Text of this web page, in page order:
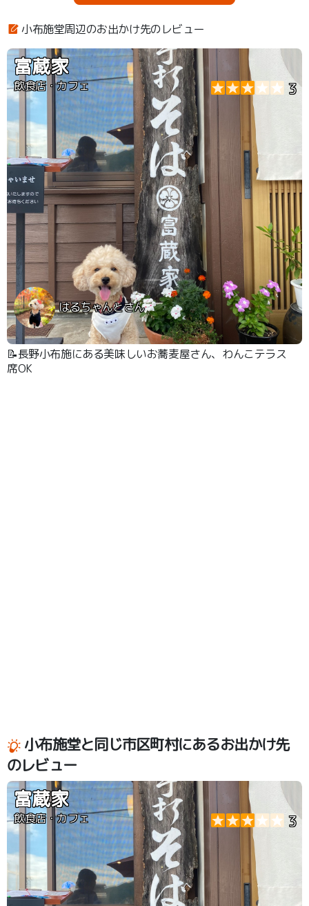
小布施堂周辺のお出かけ先のレビュー
富蔵家
飲食店・カフェ 3
はるちゃんとさん
📝長野小布施にある美味しいお蕎麦屋さん、わんこテラス
席OK
小布施堂と同じ市区町村にあるお出かけ先
のレビュー
富蔵家
飲食店・カフェ 3